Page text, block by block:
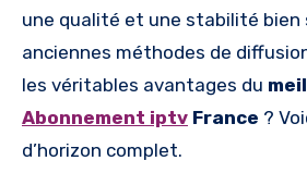
une qualité et une stabilité bien
anciennes méthodes de
les véritables avantages du
Abonnement iptv France ?
d’horizon complet.